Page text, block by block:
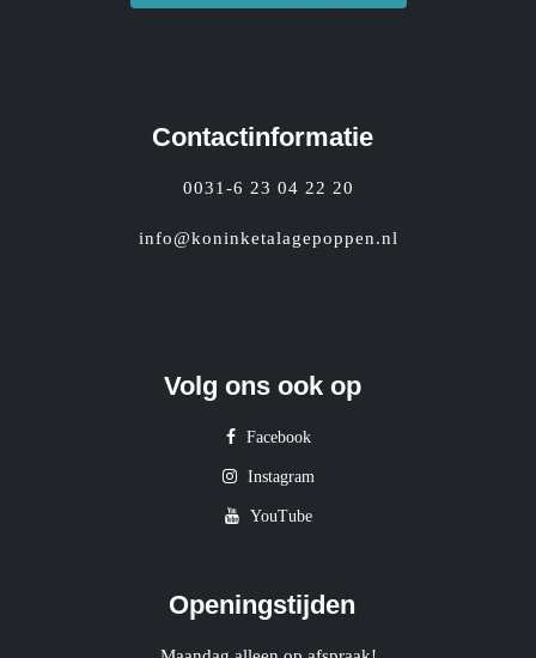
Contactinformatie
0031-6 23 04 22 20
info@koninketalagepoppen.nl
Volg ons ook op
Facebook
Instagram
YouTube
Openingstijden